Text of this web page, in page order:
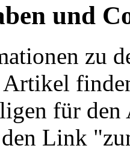
und
zu
Artikel
für
Link